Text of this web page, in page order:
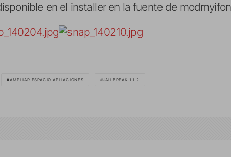
en el installer en la fuente de
AMPLIAR ESPACIO APLIACIONES JAILBREAK 1.1.2